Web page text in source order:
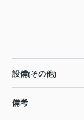
設備(その他)
備考